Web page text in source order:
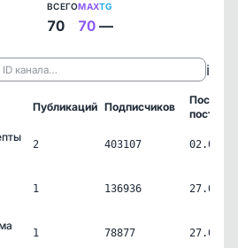
ВСЕГО
70
MAX
70
TG
—
канала… ℹ️
Публикаций Подписчиков
пост
2 403107 02.03.26
1 136936 27.01.26
1 78877 27.01.26